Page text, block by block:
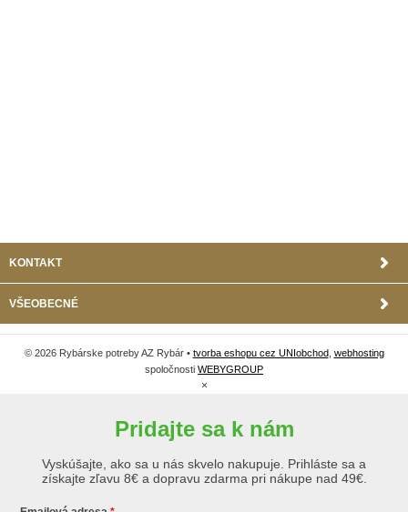
KONTAKT
VŠEOBECNÉ
© 2026 Rybárske potreby AZ Rybár • tvorba eshopu cez UNIobchod, webhosting
spoločnosti WEBYGROUP
×
Pridajte sa k nám
Vyskúšajte, ako sa u nás skvelo nakupuje. Prihláste sa a
získajte zľavu 8€ a dopravu zdarma pri nákupe nad 49€.